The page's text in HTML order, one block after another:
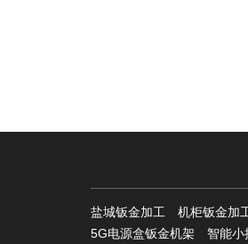
盐城钣金加工 机柜钣金加
5G电源盒钣金机架
智能小